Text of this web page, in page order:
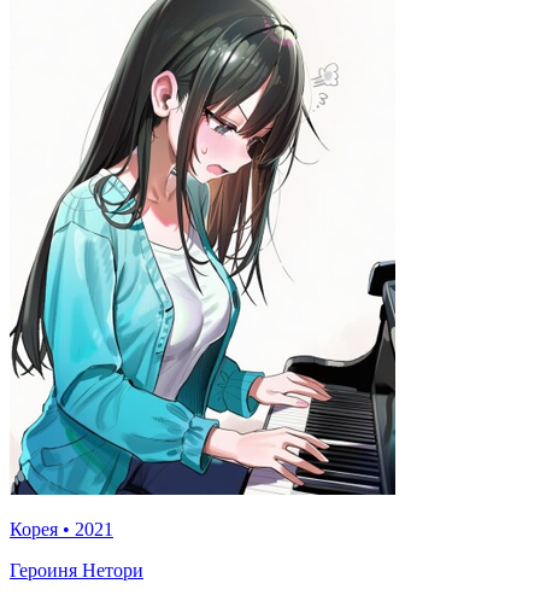
Корея • 2021
Героиня Нетори